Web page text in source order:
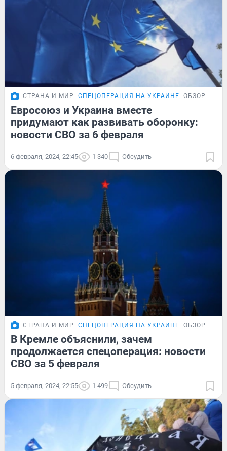
СТРАНА И МИР СПЕЦОПЕРАЦИЯ НА УКРАИНЕ ОБЗОР
Евросоюз и Украина вместе
придумают как развивать оборонку:
новости СВО за 6 февраля
6 февраля, 2024, 22:45 1 340 Обсудить
СТРАНА И МИР СПЕЦОПЕРАЦИЯ НА УКРАИНЕ ОБЗОР
В Кремле объяснили, зачем
продолжается спецоперация: новости
СВО за 5 февраля
5 февраля, 2024, 22:55 1 499 Обсудить